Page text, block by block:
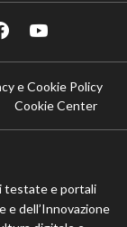
e Cookie Policy
Cookie Center
testate e portali
e dell’Innovazione